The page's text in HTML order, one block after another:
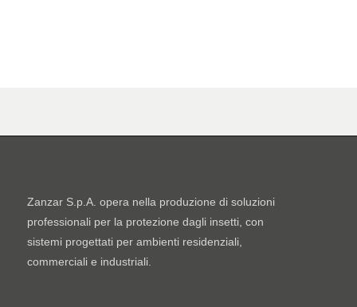
Zanzar S.p.A. opera nella produzione di soluzioni
professionali per la protezione dagli insetti, con
sistemi progettati per ambienti residenziali,
commerciali e industriali.